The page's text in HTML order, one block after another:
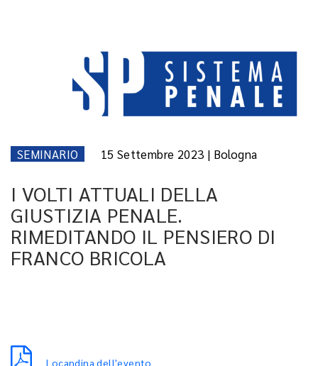
SEMINARIO 15 Settembre 2023 | Bologna
I VOLTI ATTUALI DELLA
GIUSTIZIA PENALE.
RIMEDITANDO IL PENSIERO DI
FRANCO BRICOLA
Locandina dell'evento